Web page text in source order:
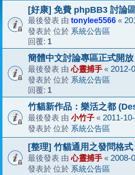
[好康] 免費 phpBB3 討論
最後發表 由 tonylee5566 «
發表於 位於 系統公告區
回覆: 1
簡體中文討論專區正式開放
最後發表 由心靈捕手 « 2012-
發表於 位於 系統公告區
回覆: 1
竹貓新作品：樂活之都
最後發表 由 小竹子 « 2011-
發表於 位於 系統公告區
[整理] 竹貓通用之發問格式
最後發表 由心靈捕手 « 2008-
發表於 位於 系統公告區